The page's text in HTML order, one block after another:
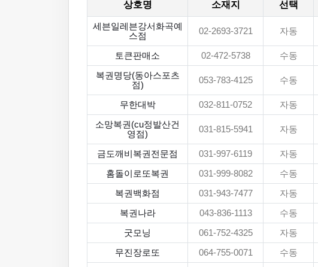
상호명 소재지 선택
세븐일레븐강서화곡예
스점
02-2693-3721 자동
토큰판매소 02-472-5738 수동
복권명당(동아스포츠
점)
053-783-4125 수동
무한대박 032-811-0752 자동
소망복권(cu정발산건
영점)
031-815-5941 자동
금도깨비복권전문점 031-997-6119 자동
홈돌이로또복권 031-999-8082 수동
복권백화점 031-943-7477 자동
복권나라 043-836-1113 수동
굿모닝 061-752-4325 자동
무진장로또 064-755-0071 수동